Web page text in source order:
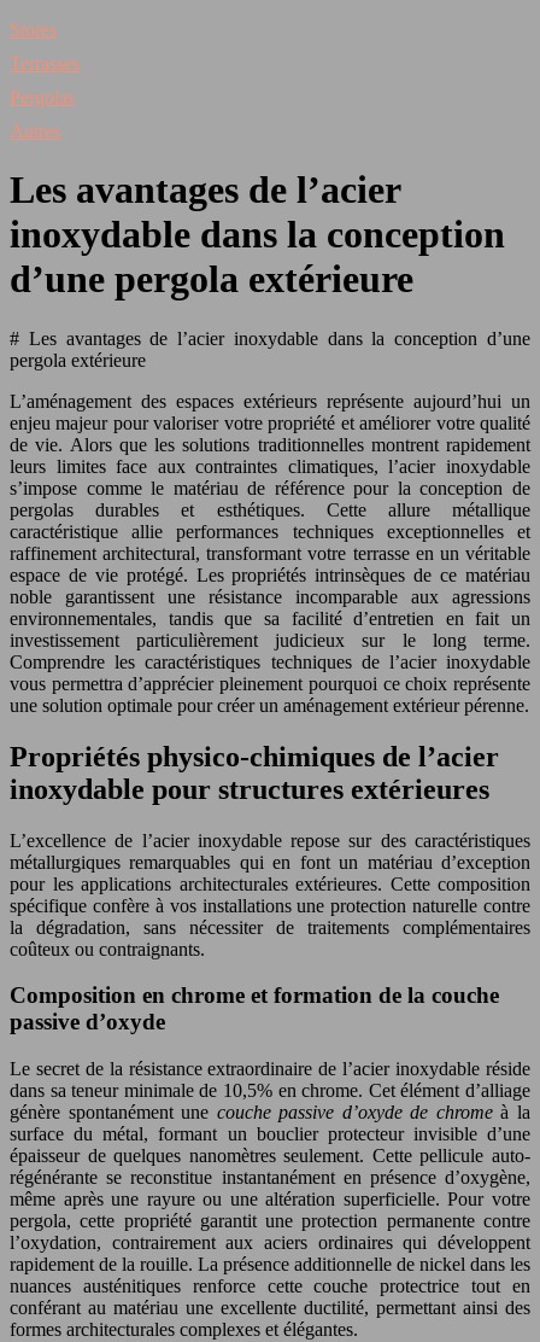
Stores
Terrasses
Pergolas
Autres
Les avantages de l’acier
inoxydable dans la conception
d’une pergola extérieure
# Les avantages de l’acier inoxydable dans la conception d’une
pergola extérieure
L’aménagement des espaces extérieurs représente aujourd’hui un
enjeu majeur pour valoriser votre propriété et améliorer votre qualité
de vie. Alors que les solutions traditionnelles montrent rapidement
leurs limites face aux contraintes climatiques, l’acier inoxydable
s’impose comme le matériau de référence pour la conception de
pergolas durables et esthétiques. Cette allure métallique
caractéristique allie performances techniques exceptionnelles et
raffinement architectural, transformant votre terrasse en un véritable
espace de vie protégé. Les propriétés intrinsèques de ce matériau
noble garantissent une résistance incomparable aux agressions
environnementales, tandis que sa facilité d’entretien en fait un
investissement particulièrement judicieux sur le long terme.
Comprendre les caractéristiques techniques de l’acier inoxydable
vous permettra d’apprécier pleinement pourquoi ce choix représente
une solution optimale pour créer un aménagement extérieur pérenne.
Propriétés physico-chimiques de l’acier
inoxydable pour structures extérieures
L’excellence de l’acier inoxydable repose sur des caractéristiques
métallurgiques remarquables qui en font un matériau d’exception
pour les applications architecturales extérieures. Cette composition
spécifique confère à vos installations une protection naturelle contre
la dégradation, sans nécessiter de traitements complémentaires
coûteux ou contraignants.
Composition en chrome et formation de la couche
passive d’oxyde
Le secret de la résistance extraordinaire de l’acier inoxydable réside
dans sa teneur minimale de 10,5% en chrome. Cet élément d’alliage
génère spontanément une couche passive d’oxyde de chromeà la
surface du métal, formant un bouclier protecteur invisible d’une
épaisseur de quelques nanomètres seulement. Cette pellicule auto-
régénérante se reconstitue instantanément en présence d’oxygène,
même après une rayure ou une altération superficielle. Pour votre
pergola, cette propriété garantit une protection permanente contre
l’oxydation, contrairement aux aciers ordinaires qui développent
rapidement de la rouille. La présence additionnelle de nickel dans les
nuances austénitiques renforce cette couche protectrice tout en
conférant au matériau une excellente ductilité, permettant ainsi des
formes architecturales complexes et élégantes.